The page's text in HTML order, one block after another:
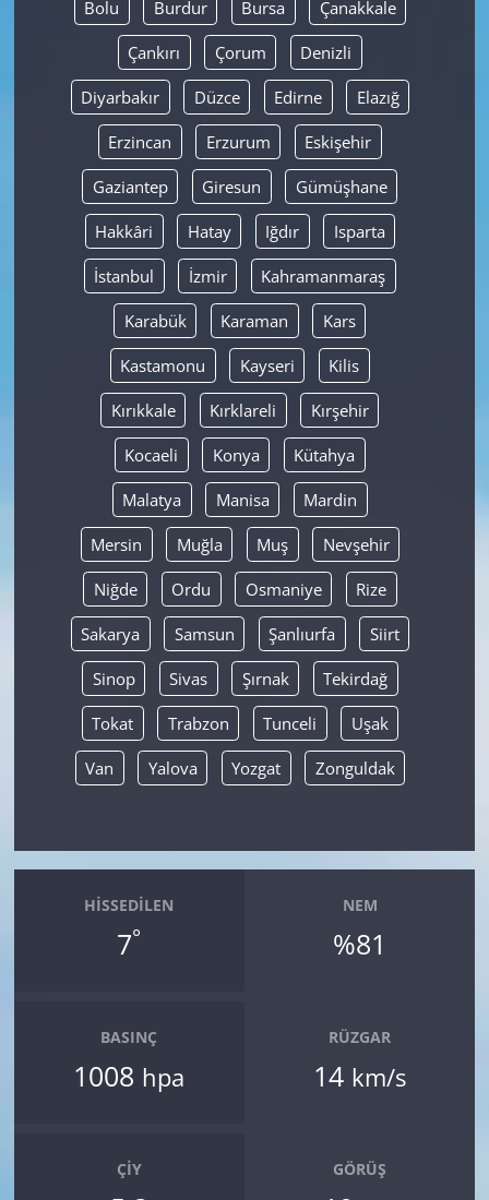
Bolu Burdur Bursa Çanakkale
Çankırı Çorum Denizli
Diyarbakır Düzce Edirne Elazığ
Erzincan Erzurum Eskişehir
Gaziantep Giresun Gümüşhane
Hakkâri Hatay Iğdır Isparta
İstanbul İzmir Kahramanmaraş
Karabük Karaman Kars
Kastamonu Kayseri Kilis
Kırıkkale Kırklareli Kırşehir
Kocaeli Konya Kütahya
Malatya Manisa Mardin
Mersin Muğla Muş Nevşehir
Niğde Ordu Osmaniye Rize
Sakarya Samsun Şanlıurfa Siirt
Sinop Sivas Şırnak Tekirdağ
Tokat Trabzon Tunceli Uşak
Van Yalova Yozgat Zonguldak
HISSEDILEN
7°
NEM
%81
BASINÇ
1008 hpa
RÜZGAR
14 km/s
ÇIY GÖRÜŞ